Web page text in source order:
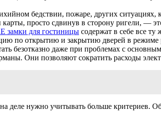
бедствии, пожаре, других ситуациях,
просто сдвинув в сторону ригели, —
замки для гостиницы содержат в себе все
по открытию и закрытию дверей в
безотказно даже при проблемах с
Они позволяют сократить расходы
нужно учитывать больше критериев.